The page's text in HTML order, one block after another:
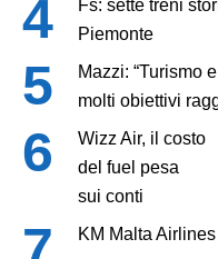
Fs: sette treni
Piemonte
Mazzi: “Turismo
molti obiettivi
Wizz Air, il costo
del fuel pesa
sui conti
KM Malta